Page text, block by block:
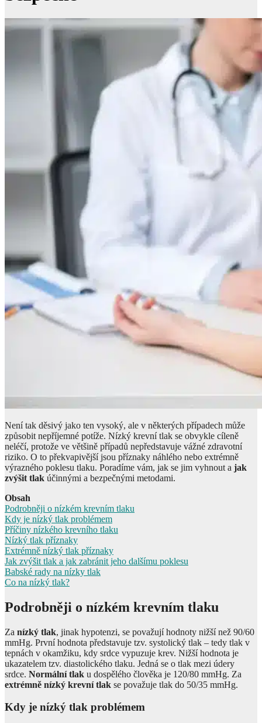
Není tak děsivý jako ten vysoký, ale v některých případech může
způsobit nepříjemné potíže. Nízký krevní tlak se obvykle cíleně
neléčí, protože ve většině případů nepředstavuje vážné zdravotní
riziko. O to překvapivější jsou příznaky náhlého nebo extrémně
výrazného poklesu tlaku. Poradíme vám, jak se jim vyhnout a jak
zvýšit tlak účinnými a bezpečnými metodami.
Obsah
Podrobněji o nízkém krevním tlaku
Kdy je nízký tlak problémem
Příčiny nízkého krevního tlaku
Nízký tlak příznaky
Extrémně nízký tlak příznaky
Jak zvýšit tlak a jak zabránit jeho dalšímu poklesu
Babské rady na nízky tlak
Co na nízký tlak?
Podrobněji o nízkém krevním tlaku
Za nízký tlak, jinak hypotenzi, se považují hodnoty nižší než 90/60
mmHg. První hodnota představuje tzv. systolický tlak – tedy tlak v
tepnách v okamžiku, kdy srdce vypuzuje krev. Nižší hodnota je
ukazatelem tzv. diastolického tlaku. Jedná se o tlak mezi údery
srdce. Normální tlak u dospělého člověka je 120/80 mmHg. Za
extrémně nízký krevní tlak se považuje tlak do 50/35 mmHg.
Kdy je nízký tlak problémem